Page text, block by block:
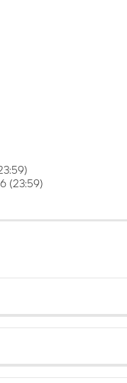
(23:59)